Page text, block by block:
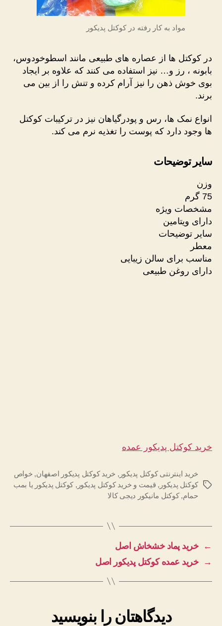
مواد به کار رفته در کوکتل پدیکور
در کوکتل ها از عصاره های طبیعی مانند اسطوخودوس،
بابونه ، رز و… نیز استفاده می کنند که علاوه بر ایجاد
بوی خوش ذهن را نیز آرام کرده و تنش را از بین می
برند.
انواع نمک ها، رس و پودرگیاهان نیز در ترکیبات کوکتل
ها وجود دارد که پوست را تغذیه نرم می کند.
سایر توضیحات
وزن
75 گرم
مشخصات ویژه
دارای ویتامین
سایر توضیحات
معطر
مناسب برای سالن زیبایی
دارای روغن طبیعی
خرید کوکتل پدیکور عمده
برچسب‌ها
خرید اینترنتی کوکتل پدیکور , خرید کوکتل پدیکور اصفهان, خواص
کوکتل پدیکور , قیمت و خرید کوکتل پدیکور , کوکتل پدیکور یا بمب
حمام,کوکتل مانیکور دیجی کالا
←
خرید پماد خشخاش اصل
→
خرید عمده کوکتل پدیکور اصل
دیدگاهتان را بنویسید